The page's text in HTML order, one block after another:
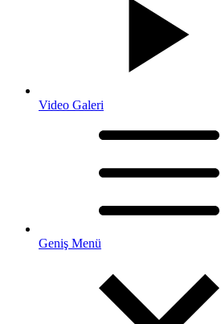
Video Galeri
Geniş Menü